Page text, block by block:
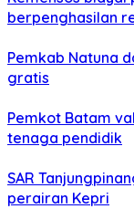
berpenghasilan
Pemkab Natuna
gratis
Pemkot Batam
tenaga pendidik
SAR
perairan Kepri